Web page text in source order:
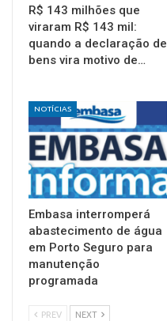
R$ 143 milhões que
viraram R$ 143 mil:
quando a declaração de
bens vira motivo de…
NOTÍCIAS
Embasa interromperá
abastecimento de água
em Porto Seguro para
manutenção
programada
PREV NEXT